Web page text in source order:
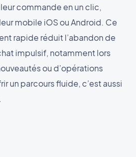
commande en un clic,
mobile iOS ou Android. Ce
rapide réduit l’abandon de
impulsif, notamment lors
ou d’opérations
un parcours fluide, c’est aussi